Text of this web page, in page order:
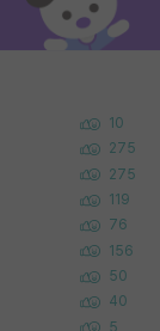
10
275
275
119
76
156
50
40
5